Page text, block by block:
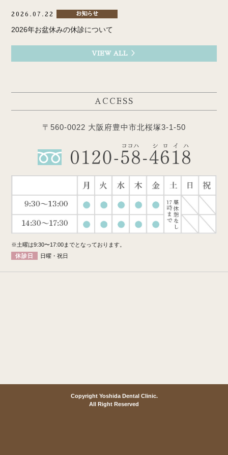
2026.07.22 お知らせ
2026年お盆休みの休診について
VIEW ALL ＞
ACCESS
〒560-0022 大阪府豊中市北桜塚3-1-50
※土曜は9:30〜17:00までとなっております。
休診日
日曜・祝日
Copyright Yoshida Dental Clinic.
All Right Reserved